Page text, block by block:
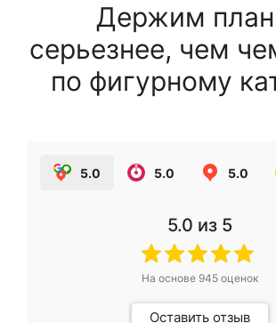
Держим
серьезнее, чем
по фигурному
5.0 5.0 5.0
5.0 из 5
На основе 945оценок
Оставить отзыв